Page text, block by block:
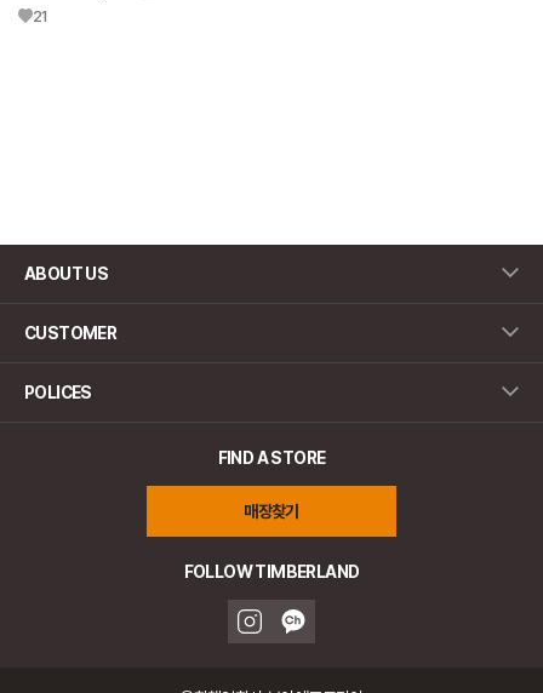
21
ABOUT US
CUSTOMER
POLICES
FIND A STORE
매장찾기
FOLLOW TIMBERLAND